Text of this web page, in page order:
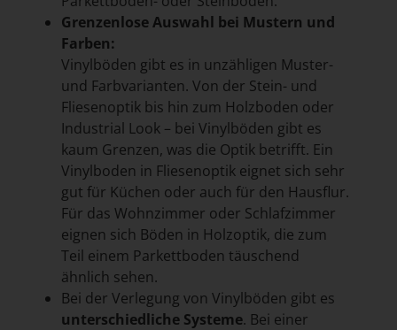
Grenzenlose Auswahl bei Mustern und
Farben:
Vinylböden gibt es in unzähligen Muster-
und Farbvarianten. Von der Stein- und
Fliesenoptik bis hin zum Holzboden oder
Industrial Look – bei Vinylböden gibt es
kaum Grenzen, was die Optik betrifft. Ein
Vinylboden in Fliesenoptik eignet sich sehr
gut für Küchen oder auch für den Hausflur.
Für das Wohnzimmer oder Schlafzimmer
eignen sich Böden in Holzoptik, die zum
Teil einem Parkettboden täuschend
ähnlich sehen.
Bei der Verlegung von Vinylböden gibt es
unterschiedliche Systeme. Bei einer